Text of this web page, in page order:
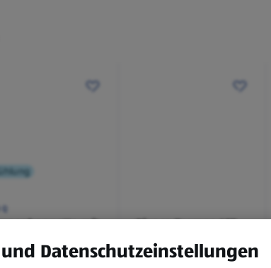
mit
kg
Bianco Toscana IGT
0,75 l
Datenschutzeinstellungen